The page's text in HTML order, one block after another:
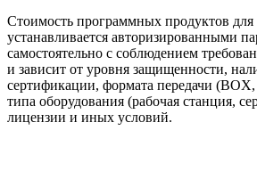
Стоимость программных продуктов для
устанавливается авторизированными
самостоятельно с соблюдением
и зависит от уровня защищенности,
сертификации, формата передачи
типа оборудования (рабочая станция,
лицензии и иных условий.